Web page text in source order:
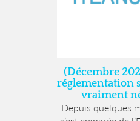
(Décembre
réglementation
vraiment
Depuis quelques